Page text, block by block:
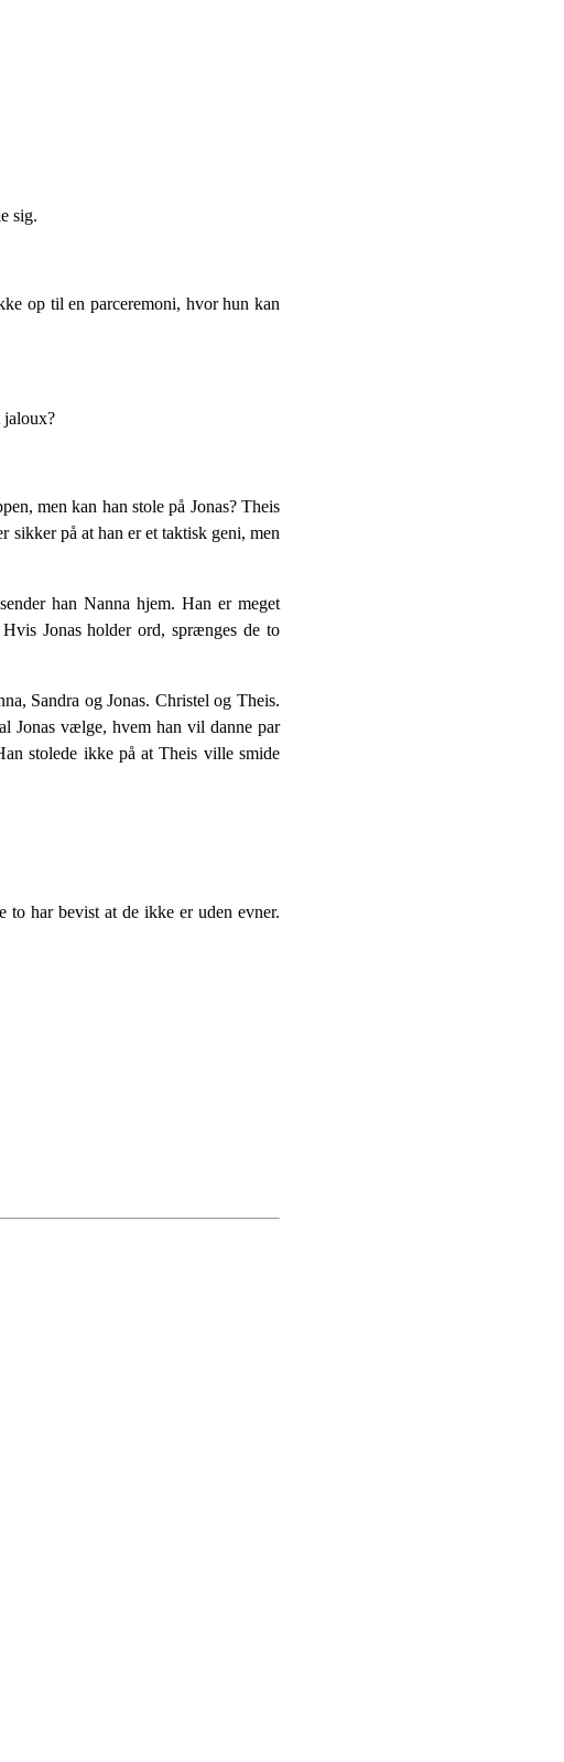
sig.
op til en parceremoni, hvor hun kan
jaloux?
men kan han stole på Jonas? Theis
sikker på at han er et taktisk geni, men
han Nanna hjem. Han er meget
Jonas holder ord, sprænges de to
Sandra og Jonas. Christel og Theis.
Jonas vælge, hvem han vil danne par
stolede ikke på at Theis ville smide
to har bevist at de ikke er uden evner.